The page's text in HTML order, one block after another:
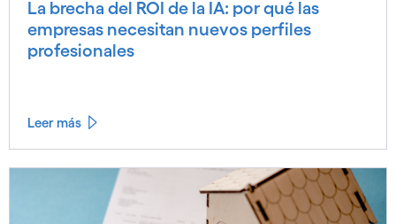
La brecha del ROI de la IA: por qué las
empresas necesitan nuevos perfiles
profesionales
Leer más